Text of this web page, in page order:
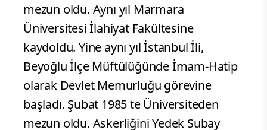
mezun oldu. Aynı yıl Marmara
Üniversitesi İlahiyat Fakültesine
kaydoldu. Yine aynı yıl İstanbul İli,
Beyoğlu İlçe Müftülüğünde İmam-Hatip
olarak Devlet Memurluğu görevine
başladı. Şubat 1985 te Üniversiteden
mezun oldu. Askerliğini Yedek Subay